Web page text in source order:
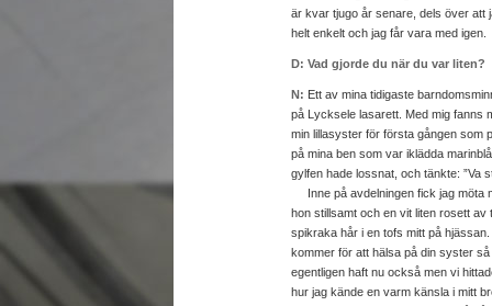
är kvar tjugo år senare, dels över att
helt enkelt och jag får vara med igen.
D: Vad gjorde du när du var liten?
N: Ett av mina tidigaste
på Lycksele lasarett. Med mig fanns
min lillasyster för första gången som
på mina ben som var iklädda
gylfen hade lossnat, och tänkte: ”Va
Inne på avdelningen fick jag möta
hon stillsamt och en vit liten rosett
spikraka hår i en tofs mitt på
kommer för att hälsa på din syster
egentligen haft nu också men vi
hur jag kände en varm känsla i mitt